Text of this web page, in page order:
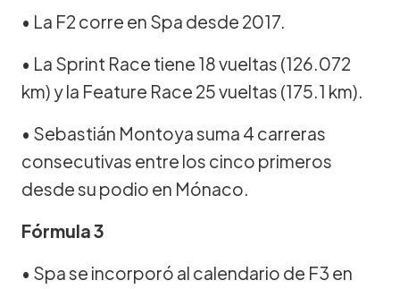
• La F2 corre en Spa desde 2017.
• La Sprint Race tiene 18 vueltas (126.072
km) y la Feature Race 25 vueltas (175.1 km).
• Sebastián Montoya suma 4 carreras
consecutivas entre los cinco primeros
desde su podio en Mónaco.
Fórmula 3
• Spa se incorporó al calendario de F3 en